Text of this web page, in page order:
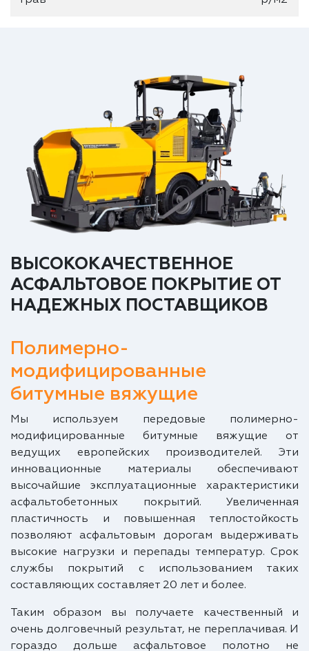
ВЫСОКОКАЧЕСТВЕННОЕ
АСФАЛЬТОВОЕ ПОКРЫТИЕ ОТ
НАДЕЖНЫХ ПОСТАВЩИКОВ
Полимерно-
модифицированные
битумные вяжущие
Мы используем передовые полимерно-
модифицированные битумные вяжущие от
ведущих европейских производителей. Эти
инновационные материалы обеспечивают
высочайшие эксплуатационные характеристики
асфальтобетонных покрытий. Увеличенная
пластичность и повышенная теплостойкость
позволяют асфальтовым дорогам выдерживать
высокие нагрузки и перепады температур. Срок
службы покрытий с использованием таких
составляющих составляет 20 лет и более.
Таким образом вы получаете качественный и
очень долговечный результат, не переплачивая. И
гораздо дольше асфальтовое полотно не